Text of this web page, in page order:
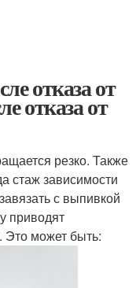
отказа от
отказа от
резко. Также
стаж зависимости
с выпивкой
приводят
Это может быть: